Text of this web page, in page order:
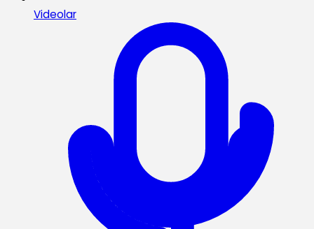
Videolar